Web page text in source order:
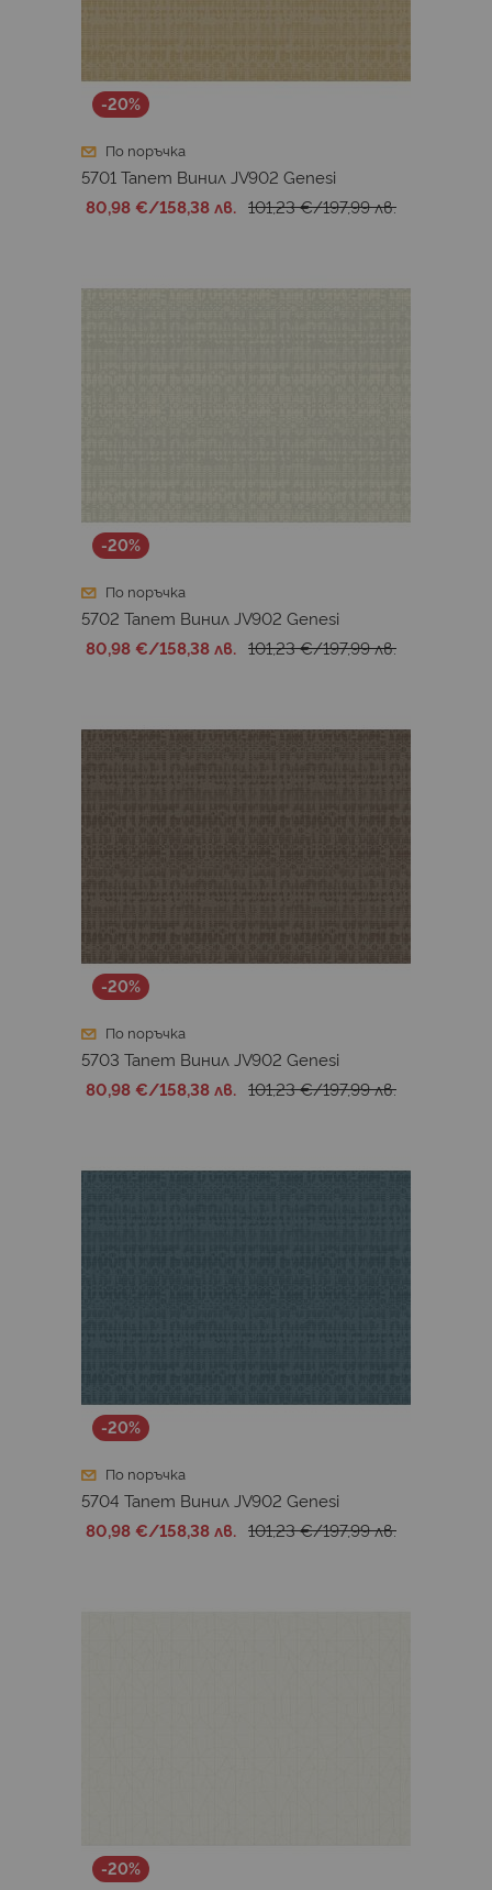
-20%
По поръчка
5701 Тапет Винил JV902 Genesi
80,98 €/158,38 лв. 101,23 €/197,99 лв.
-20%
По поръчка
5702 Тапет Винил JV902 Genesi
80,98 €/158,38 лв. 101,23 €/197,99 лв.
-20%
По поръчка
5703 Тапет Винил JV902 Genesi
80,98 €/158,38 лв. 101,23 €/197,99 лв.
-20%
По поръчка
5704 Тапет Винил JV902 Genesi
80,98 €/158,38 лв. 101,23 €/197,99 лв.
-20%